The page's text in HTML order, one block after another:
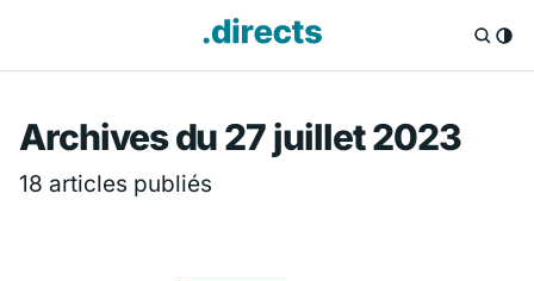
Directs.fr —
Archives du 27 juillet 2023
18 articles publiés